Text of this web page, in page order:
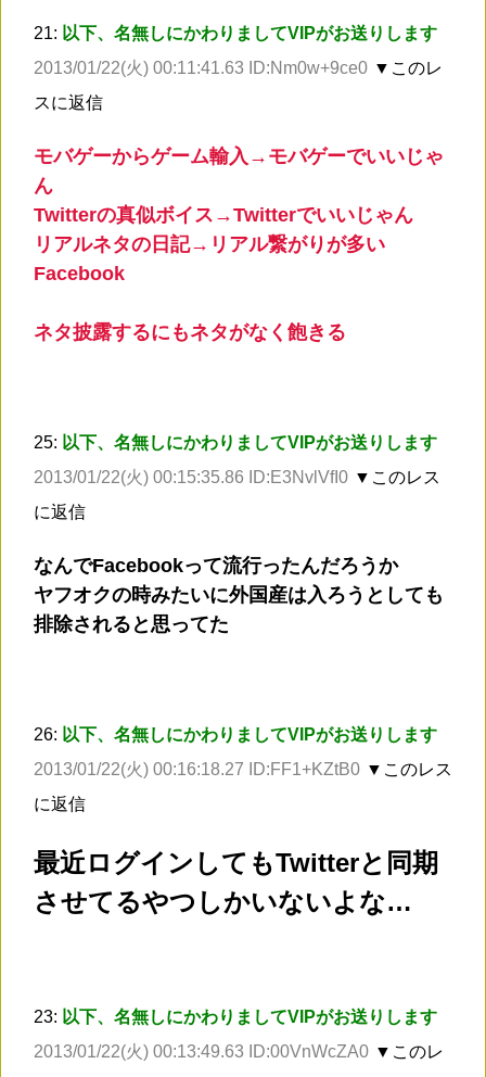
21: 以下、名無しにかわりましてVIPがお送りします
2013/01/22(火) 00:11:41.63 ID:Nm0w+9ce0 ▼このレ
スに返信
モバゲーからゲーム輸入→モバゲーでいいじゃ
ん
Twitterの真似ボイス→Twitterでいいじゃん
リアルネタの日記→リアル繋がりが多い
Facebook
ネタ披露するにもネタがなく飽きる
25: 以下、名無しにかわりましてVIPがお送りします
2013/01/22(火) 00:15:35.86 ID:E3NvlVfI0 ▼このレス
に返信
なんでFacebookって流行ったんだろうか
ヤフオクの時みたいに外国産は入ろうとしても
排除されると思ってた
26: 以下、名無しにかわりましてVIPがお送りします
2013/01/22(火) 00:16:18.27 ID:FF1+KZtB0 ▼このレス
に返信
最近ログインしてもTwitterと同期
させてるやつしかいないよな…
23: 以下、名無しにかわりましてVIPがお送りします
2013/01/22(火) 00:13:49.63 ID:00VnWcZA0 ▼このレ